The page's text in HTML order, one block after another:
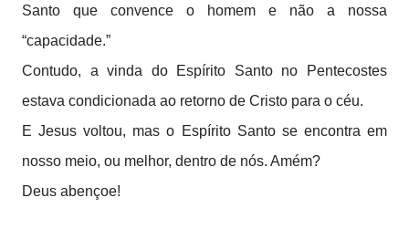
Santo que convence o homem e não a nossa
“capacidade.”
Contudo, a vinda do Espírito Santo no Pentecostes
estava condicionada ao retorno de Cristo para o céu.
E Jesus voltou, mas o Espírito Santo se encontra em
nosso meio, ou melhor, dentro de nós. Amém?
Deus abençoe!